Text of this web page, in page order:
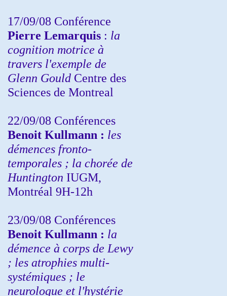
17/09/08 Conférence
Pierre Lemarquis : la
cognition motrice à
travers l'exemple de
Glenn Gould Centre des
Sciences de Montreal
22/09/08 Conférences
Benoit Kullmann : les
démences fronto-
temporales ; la chorée de
Huntington IUGM,
Montréal 9H-12h
23/09/08 Conférences
Benoit Kullmann : la
démence à corps de Lewy
; les atrophies multi-
systémiques ; le
neurologue et l'hystérie